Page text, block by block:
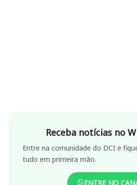
Receba notícias no
Entre na comunidade do DCI e
tudo em primeira mão.
ENTRE NO